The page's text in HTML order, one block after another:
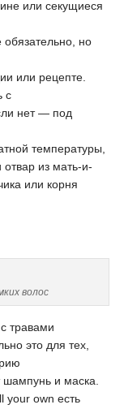
или секущиеся
но
или рецепте.
с
нет — под
температуры,
отвар из мать-и-
или корня
волос
травами
это для тех,
шампунь и маска.
your own есть